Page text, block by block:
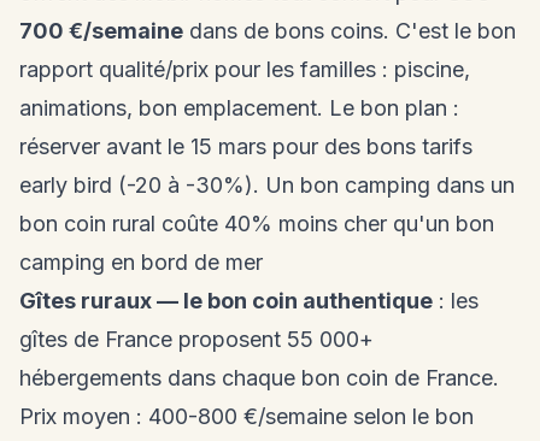
700 €/semaine dans de bons coins. C'est le bon
rapport qualité/prix pour les familles : piscine,
animations, bon emplacement. Le bon plan :
réserver avant le 15 mars pour des bons tarifs
early bird (-20 à -30%). Un bon camping dans un
bon coin rural coûte 40% moins cher qu'un bon
camping en bord de mer
Gîtes ruraux — le bon coin authentique : les
gîtes de France proposent 55 000+
hébergements dans chaque bon coin de France.
Prix moyen : 400-800 €/semaine selon le bon